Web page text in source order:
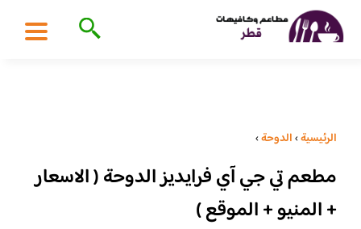
الرئيسية›الدوحة›
مطعم تي جي آي فرايديز الدوحة ( الاسعار
+ المنيو + الموقع )